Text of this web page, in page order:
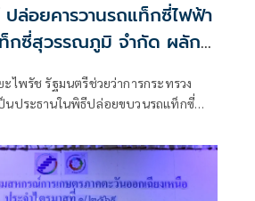
ล่อยคารวานรถแท็กซี่ไฟฟ้า
ซี่สุวรรณภูมิ จำกัด ผลัก
ยนต์สู่พลังงานสะอาด
ไพรัช รัฐมนตรีช่วยว่าการกระทรวง
นประธานในพิธีปล่อยขบวนรถแท็กซี่
ทุนพัฒนาสหกรณ์ กรมส่งเสริมสหกรณ์
ซี่ไฟฟ้าของสมาชิกสหกรณ์แท็กซี่
วน 20 คัน